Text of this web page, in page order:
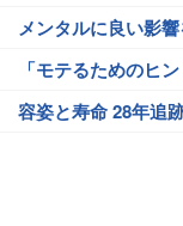
メンタルに良い影
「モテるためのヒ
容姿と寿命 28年追